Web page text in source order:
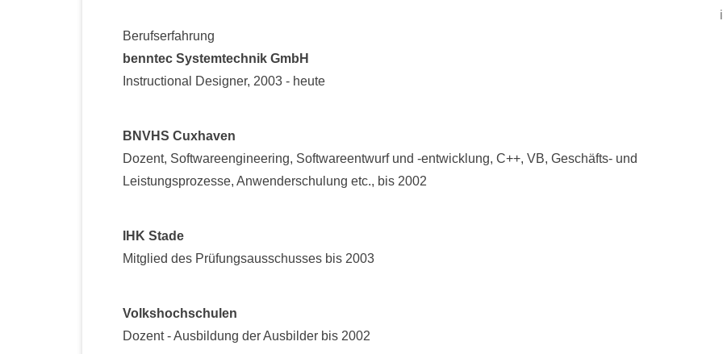
Berufserfahrung
benntec Systemtechnik GmbH
Instructional Designer, 2003 - heute
BNVHS Cuxhaven
Dozent, Softwareengineering, Softwareentwurf und -entwicklung, C++, VB, Geschäfts- und
Leistungsprozesse, Anwenderschulung etc., bis 2002
IHK Stade
Mitglied des Prüfungsausschusses bis 2003
Volkshochschulen
Dozent - Ausbildung der Ausbilder bis 2002